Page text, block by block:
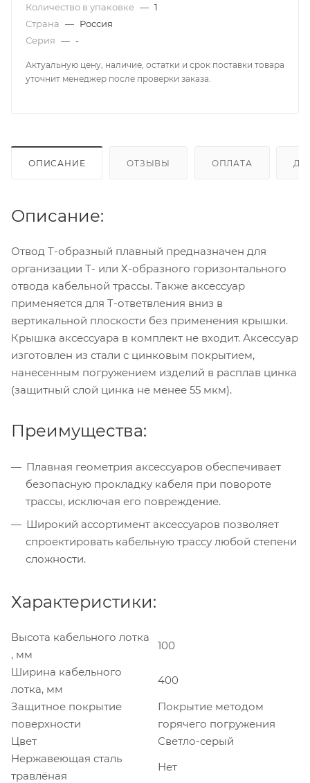
Количество в упаковке — 1
Страна — Россия
Серия — -
Актуальную цену, наличие, остатки и срок поставки товара
уточнит менеджер после проверки заказа.
ОПИСАНИЕ ОТЗЫВЫ ОПЛАТА
Описание:
Отвод Т-образный плавный предназначен для
организации Т- или Х-образного горизонтального
отвода кабельной трассы. Также аксессуар
применяется для Т-ответвления вниз в
вертикальной плоскости без применения крышки.
Крышка аксессуара в комплект не входит. Аксессуар
изготовлен из стали с цинковым покрытием,
нанесенным погружением изделий в расплав цинка
(защитный слой цинка не менее 55 мкм).
Преимущества:
Плавная геометрия аксессуаров обеспечивает
безопасную прокладку кабеля при повороте
трассы, исключая его повреждение.
Широкий ассортимент аксессуаров позволяет
спроектировать кабельную трассу любой степени
сложности.
Характеристики:
Высота кабельного лотка
, мм
100
Ширина кабельного
лотка, мм
400
Защитное покрытие
поверхности
Покрытие методом
горячего погружения
Цвет
Светло-серый
Нержавеющая сталь
травлёная
Нет